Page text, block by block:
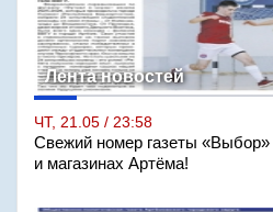
Лента новостей
ЧТ, 21.05 / 23:58
Свежий номер газеты «Выбор»
и магазинах Артёма!